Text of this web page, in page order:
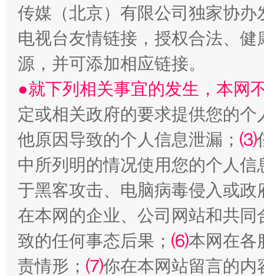
传媒（北京）有限公司独家协
电视台友情链接，授权合法、
源，并可添加相应链接。
●就下列相关事宜的发生，本网
定或相关政府的要求提供您的个
他原因导致的个人信息泄漏； ⑶
中所列明的情况使用您的个人
于黑客攻击、电脑病毒侵入或
在本网的企业、公司网站和共
致的任何事态后果； ⑹本网在各
责情形； ⑺你在本网站留言的内